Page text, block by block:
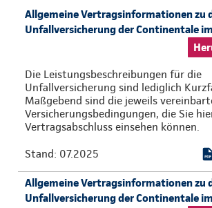
Allgemeine Vertragsinformationen zu
Unfallversicherung der Continentale
Die Leistungsbeschreibungen für die
Unfallversicherung sind lediglich
Maßgebend sind die jeweils
Versicherungsbedingungen, die Sie
Vertragsabschluss einsehen können.
Stand: 07.2025
Allgemeine Vertragsinformationen zu
Unfallversicherung der Continentale